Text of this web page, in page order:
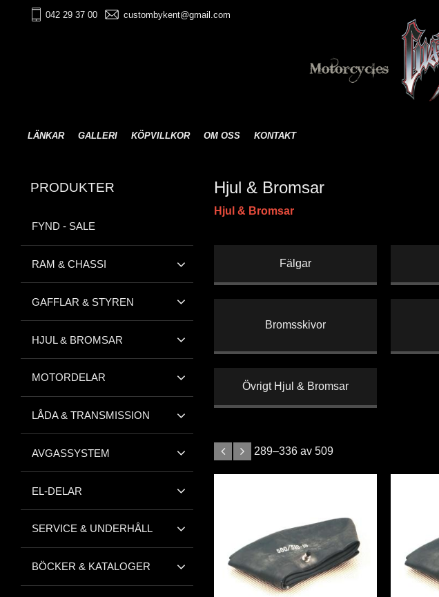
042 29 37 00 custombykent@gmail.com
LÄNKAR GALLERI KÖPVILLKOR OM OSS KONTAKT
Hjul & Bromsar
Hjul & Bromsar
Fälgar
Bromsskivor
Övrigt Hjul & Bromsar
289–336 av 509
PRODUKTER
FYND - SALE
RAM & CHASSI
GAFFLAR & STYREN
HJUL & BROMSAR
MOTORDELAR
LÅDA & TRANSMISSION
AVGASSYSTEM
EL-DELAR
SERVICE & UNDERHÅLL
BÖCKER & KATALOGER